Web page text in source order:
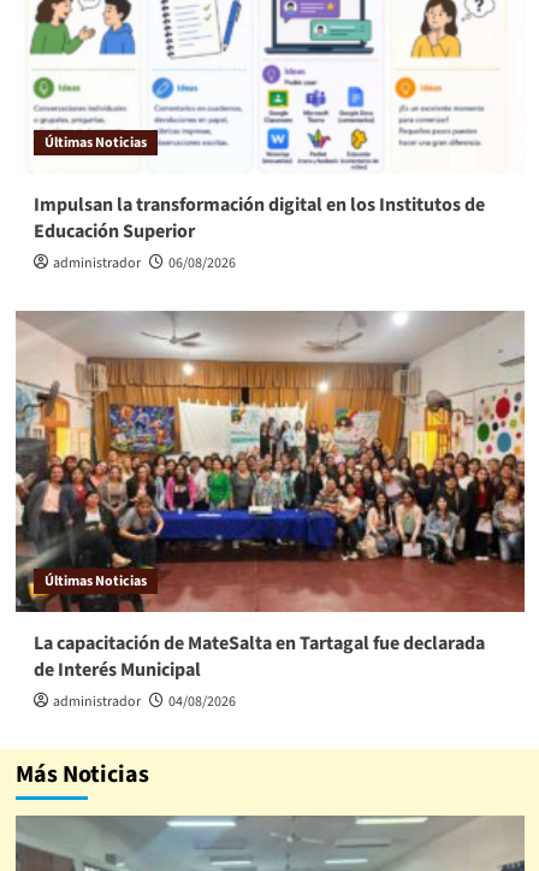
Últimas Noticias
Impulsan la transformación digital en los Institutos de
Educación Superior
administrador 06/08/2026
Últimas Noticias
La capacitación de MateSalta en Tartagal fue declarada
de Interés Municipal
administrador 04/08/2026
Más Noticias